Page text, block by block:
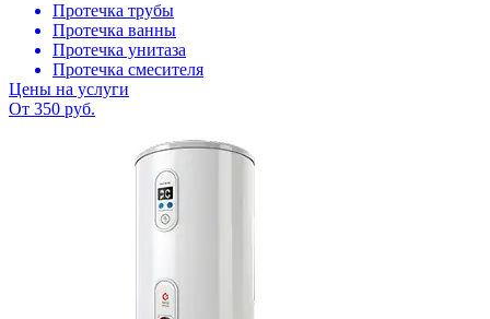
Протечка трубы
Протечка ванны
Протечка унитаза
Протечка смесителя
Цены на услуги
От 350 руб.